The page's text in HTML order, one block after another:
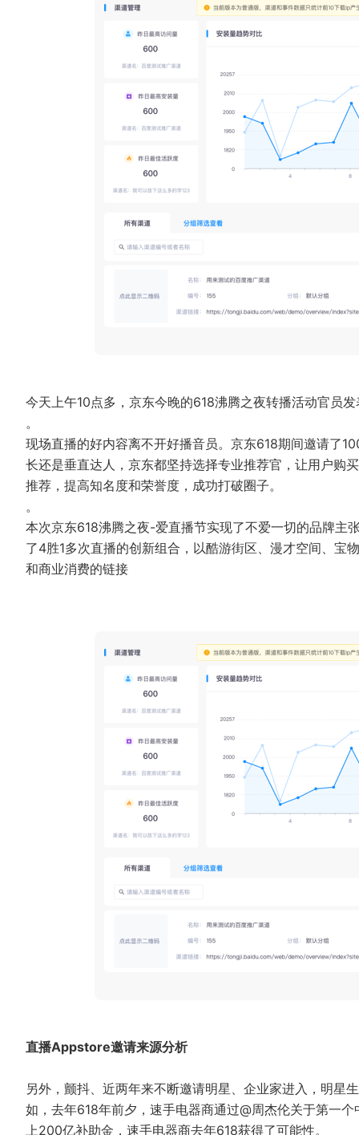
今天上午10点多，京东今晚的618沸腾之夜转播活动官员
。
现场直播的好内容离不开好播音员。京东618期间邀请了
长还是垂直达人，京东都坚持选择专业推荐官，让用户购
推荐，提高知名度和荣誉度，成功打破圈子。
。
本次京东618沸腾之夜-爱直播节实现了不爱一切的品牌主
了4胜1多次直播的创新组合，以酷游街区、漫才空间、宝
和商业消费的链接
直播Appstore邀请来源分析
另外，颤抖、近两年来不断邀请明星、企业家进入，明星
如，去年618年前夕，速手电器商通过@周杰伦关于第一
上200亿补助金，速手电器商去年618获得了可能性。